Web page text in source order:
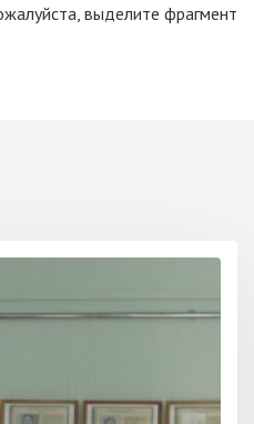
выделите фрагмент